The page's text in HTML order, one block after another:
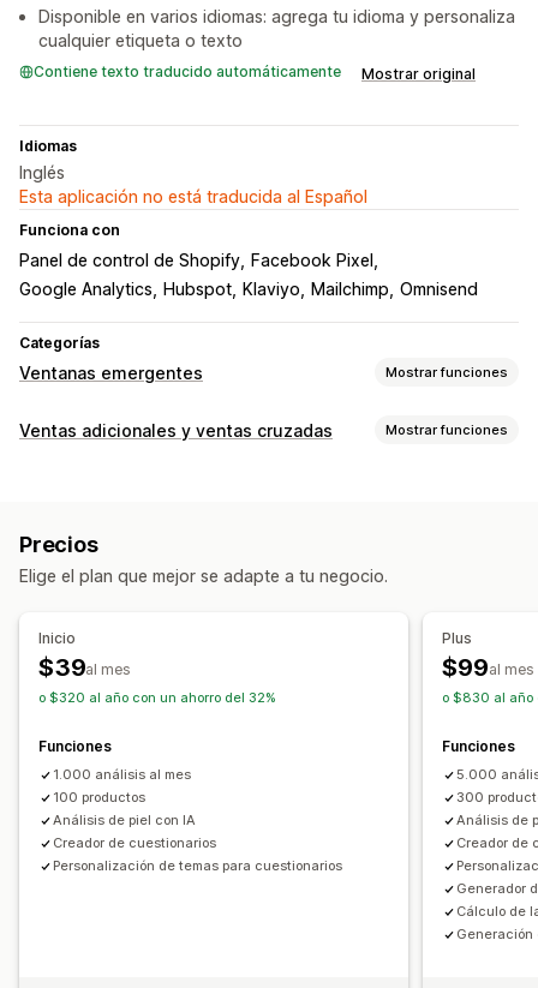
Disponible en varios idiomas: agrega tu idioma y personaliza
cualquier etiqueta o texto
Contiene texto traducido automáticamente Mostrar original
Idiomas
Inglés
Esta aplicación no está traducida al Español
Funciona con
Panel de control de Shopify
Facebook Pixel
Google Analytics
Hubspot Klaviyo Mailchimp Omnisend
Categorías
Ventanas emergentes Mostrar funciones
Tipos de ventanas emergentes
Ventanas emergentes de gestión
Traducción
Etiquetas
Informes
Ventas adicionales y ventas cruzadas Mostrar funciones
Ventanas emergentes
Múltiples idiomas
Recomendaciones de productos
Recomendaciones de IA
Tasas de clics
Rendimiento de recomendaciones
Rendimiento del embudo
Precios
Elige el plan que mejor se adapte a tu negocio.
Inicio
$39al mes
o $320 al año con un ahorro del 32%
Funciones
1.000 análisis al mes
100 productos
Análisis de piel con IA
Creador de cuestionarios
Personalización de temas para cuestionarios
Plus
$99al mes
o $830 al año
Funciones
5.000
300
Análisis de
Creador de
Generador
Cálculo de
Generación